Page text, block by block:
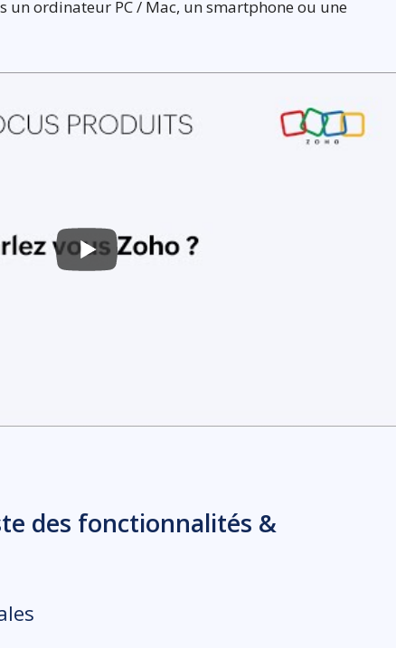
un ordinateur PC / Mac, un smartphone ou une
des fonctionnalités &